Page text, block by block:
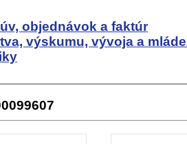
objednávok a faktúr
výskumu, vývoja a